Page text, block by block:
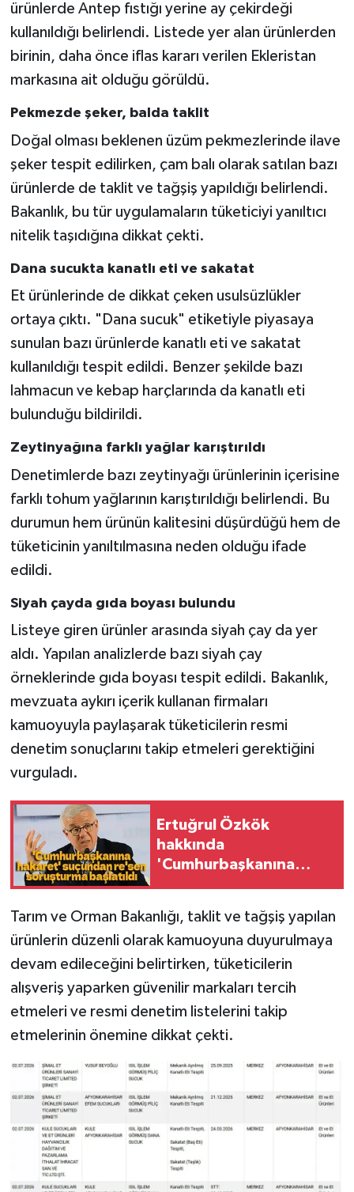
ürünlerde Antep fıstığı yerine ay çekirdeği
kullanıldığı belirlendi. Listede yer alan ürünlerden
birinin, daha önce iflas kararı verilen Ekleristan
markasına ait olduğu görüldü.
Pekmezde şeker, balda taklit
Doğal olması beklenen üzüm pekmezlerinde ilave
şeker tespit edilirken, çam balı olarak satılan bazı
ürünlerde de taklit ve tağşiş yapıldığı belirlendi.
Bakanlık, bu tür uygulamaların tüketiciyi yanıltıcı
nitelik taşıdığına dikkat çekti.
Dana sucukta kanatlı eti ve sakatat
Et ürünlerinde de dikkat çeken usulsüzlükler
ortaya çıktı. "Dana sucuk" etiketiyle piyasaya
sunulan bazı ürünlerde kanatlı eti ve sakatat
kullanıldığı tespit edildi. Benzer şekilde bazı
lahmacun ve kebap harçlarında da kanatlı eti
bulunduğu bildirildi.
Zeytinyağına farklı yağlar karıştırıldı
Denetimlerde bazı zeytinyağı ürünlerinin içerisine
farklı tohum yağlarının karıştırıldığı belirlendi. Bu
durumun hem ürünün kalitesini düşürdüğü hem de
tüketicinin yanıltılmasına neden olduğu ifade
edildi.
Siyah çayda gıda boyası bulundu
Listeye giren ürünler arasında siyah çay da yer
aldı. Yapılan analizlerde bazı siyah çay
örneklerinde gıda boyası tespit edildi. Bakanlık,
mevzuata aykırı içerik kullanan firmaları
kamuoyuyla paylaşarak tüketicilerin resmi
denetim sonuçlarını takip etmeleri gerektiğini
vurguladı.
Ertuğrul Özkök
hakkında
'Cumhurbaşkanına
Tarım ve Orman Bakanlığı, taklit ve tağşiş yapılan
ürünlerin düzenli olarak kamuoyuna duyurulmaya
devam edileceğini belirtirken, tüketicilerin
alışveriş yaparken güvenilir markaları tercih
etmeleri ve resmi denetim listelerini takip
etmelerinin önemine dikkat çekti.